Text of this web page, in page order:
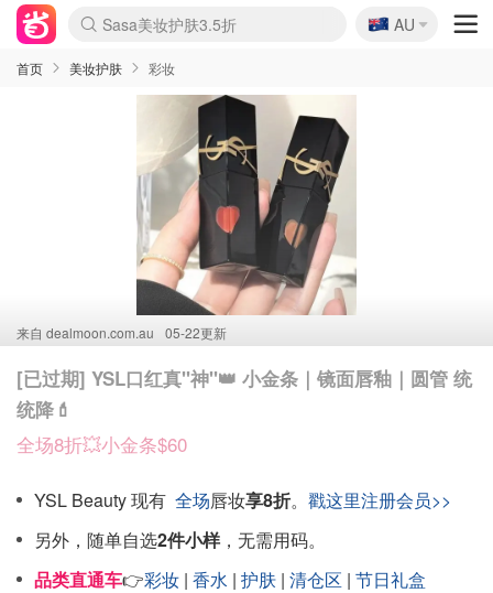
lululemon本周上新
Sasa美妆护肤3.5折
SSENSE年中3折
FreshBeauty好价汇总
Cettire降价+叠9折
Farfetch折上8折
WWS Coles超市实拍
viagogo二手票捡漏
Myer清仓1折起
The Outnet奢牌1折起
David Jones 3折起
Flannels大牌1折
Perfumes Club护肤1折
AMIRO返校季6.2折
Oweek抽奖送Airpods
Amazon折扣汇总
eToro入金$200送$50
Amazon数码好物
ICONIC本周7.5折
ThedoubleF高奢地板价
Moose Knuckles 6折
丝芙兰5折起
EUFY官网3.7折起
Selenichast首饰2折
Trip机票酒店促销
YSL送5件彩妆礼
Amazon家居好物
BIGBANG巡演开票
David Jones时尚3折
Amazon美妆护肤
雅漾大喷$8
过敏原检测盒$33
伊索独家赠50ml沐浴露
科颜氏送高保湿面霜
SEALIFE海洋馆门票6折
丝塔芙大白罐$16
订阅Newsletter送香薰
Cult Beauty 6.8折
Harrods圣诞日历2.3折
LN-CC奢牌私促3折
d'Alba空姐喷雾$16
EVE LOM套装逆天2折
Bernardelli独家4折
Adore Beauty 6折起
CT圣诞日历
Mytheresa奢品2.7折
🇦🇺
AU
首页 美妆护肤 彩妆
来自 dealmoon.com.au 05-22更新
[已过期] YSL口红真"神"👑 小金条｜镜面唇釉｜圆管 统
统降💄
全场8折💥小金条$60
YSL Beauty 现有 全场唇妆享8折。 戳这里注册会员>>
另外，随单自选2件小样，无需用码。
品类直通车👉彩妆 | 香水 | 护肤 | 清仓区 | 节日礼盒